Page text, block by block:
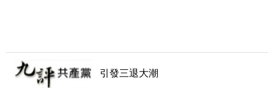
引發三退大潮